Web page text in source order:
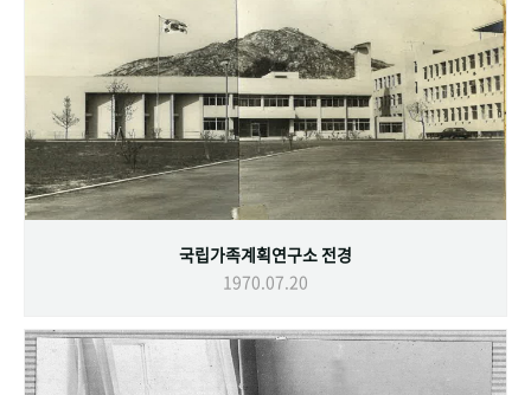
국립가족계획연구소 전경
1970.07.20